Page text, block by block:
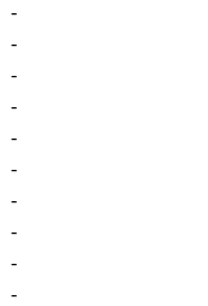
-
-
-
-
-
-
-
-
-
-